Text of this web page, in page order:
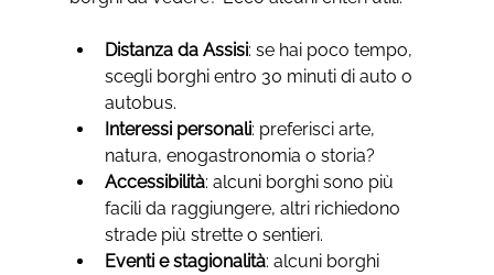
Distanza da Assisi: se hai poco tempo,
scegli borghi entro 30 minuti di auto o
autobus.
Interessi personali: preferisci arte,
natura, enogastronomia o storia?
Accessibilità: alcuni borghi sono più
facili da raggiungere, altri richiedono
strade più strette o sentieri.
Eventi e stagionalità: alcuni borghi